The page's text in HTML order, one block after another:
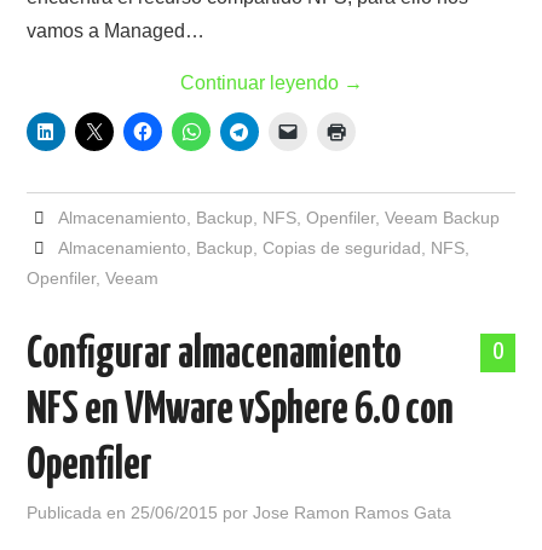
vamos a Managed…
Continuar leyendo →
Almacenamiento Backup NFS, Openfiler, Veeam Backup
Almacenamiento
Backup Copias de seguridad NFS,
Openfiler,Veeam
0
Configurar almacenamiento
NFS en VMware vSphere 6.0 con
Openfiler
Publicada en 25/06/2015 porJose Ramon Ramos Gata